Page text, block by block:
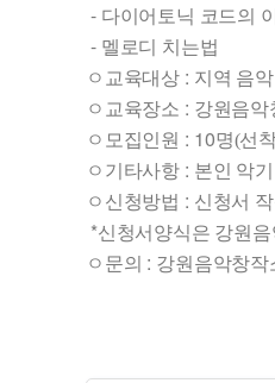
- 다이어토닉 코드의
- 멜로디 치는법
ㅇ교육대상 : 지역 음
ㅇ교육장소 : 강원음악
ㅇ모집인원 : 10명(선
ㅇ기타사항 : 본인 악
ㅇ신청방법 : 신청서
*신청서양식은 강원
ㅇ문의 : 강원음악창작